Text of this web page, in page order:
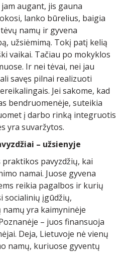
augant, jis gauna
lanko būrelius, baigia
namų ir gyvena
užsiėmimą. Tokį patį kelią
vaikai. Tačiau po mokyklos
Ir nei tėvai, nei jau
savęs pilnai realizuoti
Jei sakome, kad
bendruomenėje, suteikia
į darbo rinką integruotis
yra suvaržytos.
– užsienyje
pavyzdžių, kai
namai. Juose gyvena
reikia pagalbos ir kurių
socialinių įgūdžių,
yra kaimyninėje
– juos finansuoja
Deja, Lietuvoje nė vienų
namų, kuriuose gyventų